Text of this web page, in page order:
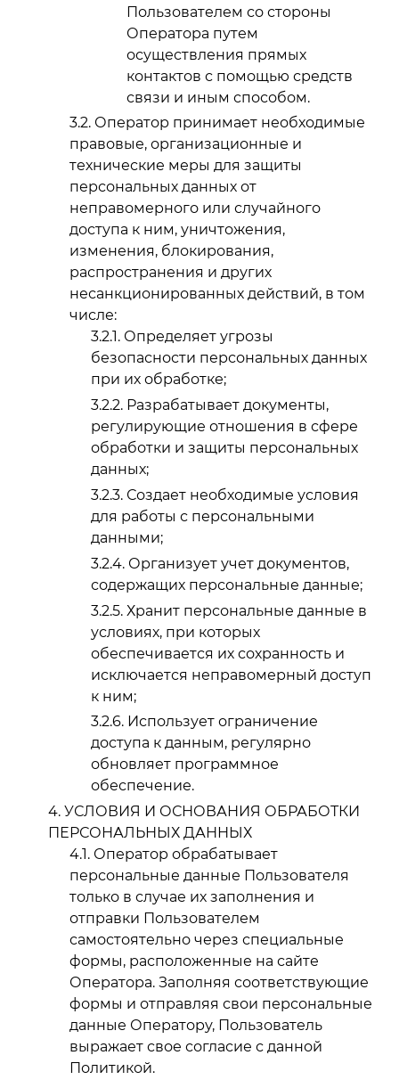
Пользователем со стороны
Оператора путем
осуществления прямых
контактов с помощью средств
связи и иным способом.
Оператор принимает необходимые
правовые, организационные и
технические меры для защиты
персональных данных от
неправомерного или случайного
доступа к ним, уничтожения,
изменения, блокирования,
распространения и других
несанкционированных действий, в том
числе:
Определяет угрозы
безопасности персональных данных
при их обработке;
Разрабатывает документы,
регулирующие отношения в сфере
обработки и защиты персональных
данных;
Создает необходимые условия
для работы с персональными
данными;
Организует учет документов,
содержащих персональные данные;
Хранит персональные данные в
условиях, при которых
обеспечивается их сохранность и
исключается неправомерный доступ
к ним;
Использует ограничение
доступа к данным, регулярно
обновляет программное
обеспечение.
УСЛОВИЯ И ОСНОВАНИЯ ОБРАБОТКИ
ПЕРСОНАЛЬНЫХ ДАННЫХ
Оператор обрабатывает
персональные данные Пользователя
только в случае их заполнения и
отправки Пользователем
самостоятельно через специальные
формы, расположенные на сайте
Оператора. Заполняя соответствующие
формы и отправляя свои персональные
данные Оператору, Пользователь
выражает свое согласие с данной
Политикой.